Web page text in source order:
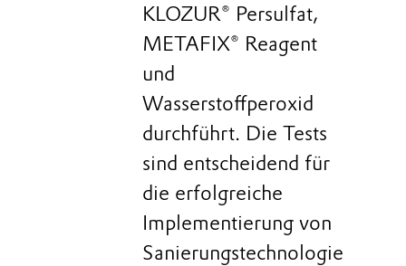
KLOZUR® Persulfat,
METAFIX® Reagent
und
Wasserstoffperoxid
durchführt. Die Tests
sind entscheidend für
die erfolgreiche
Implementierung von
Sanierungstechnologie